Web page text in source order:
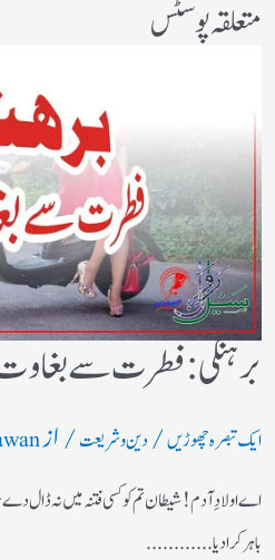
متعلقہ پوسٹس
برہنگی : فطرت سے
ایک تبصرہ چھوڑیں/دین و شریعت/ از
اے اولادِ آدم! شیطان تم کو کسی فتنہ میں نہ
باہر کرادیا............